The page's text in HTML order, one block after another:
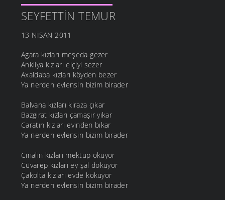
SEYFETTIN TEMUR
13 NISAN 2011
Agara kızları meşeda gezer
Ankliya kızları elçiyi sezer
Axaldaba kızları köyden bezer
Ya nerden evlensin bizim birader
Balvana kızları kiraza çıkar
Bazgirat kızları çamaşır yıkar
Caratın kızları evinden bıkar
Ya nerden evlensin bizim birader
Cinalın kızları mektup okuyor
Cüvarep kızları ey şal dokuyor
Çakolta kızları evde kokuyor
Ya nerden evlensin bizim birader